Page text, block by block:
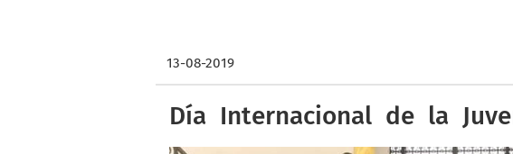
13-08-2019
Día Internacional de la